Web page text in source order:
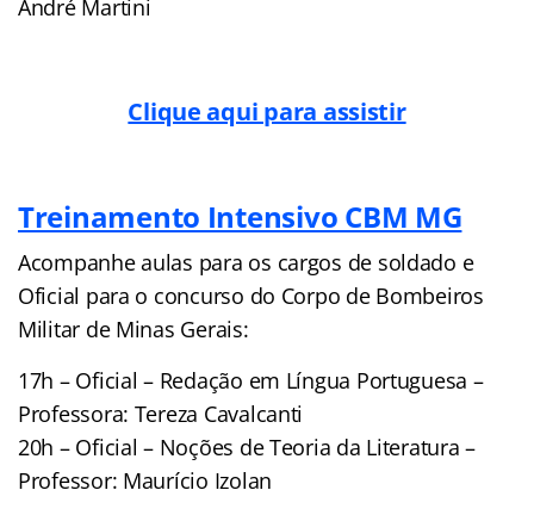
André Martini
Clique aqui para assistir
Treinamento Intensivo CBM MG
Acompanhe aulas para os cargos de soldado e
Oficial para o concurso do Corpo de Bombeiros
Militar de Minas Gerais:
17h – Oficial – Redação em Língua Portuguesa –
Professora: Tereza Cavalcanti
20h – Oficial – Noções de Teoria da Literatura –
Professor: Maurício Izolan